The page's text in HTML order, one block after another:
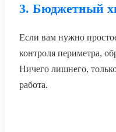
3. Бюджетный
Если вам нужно
контроля периметра,
Ничего лишнего,
работа.